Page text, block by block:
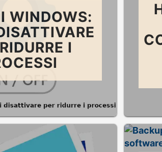
WINDOWS:
I